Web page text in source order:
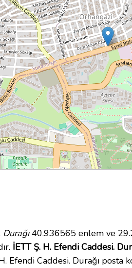
40.936565 enlem ve
İETT Ş. H. Efendi Caddesi.
Efendi Caddesi. Durağı posta